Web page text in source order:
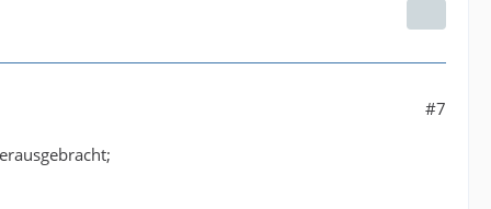
#7